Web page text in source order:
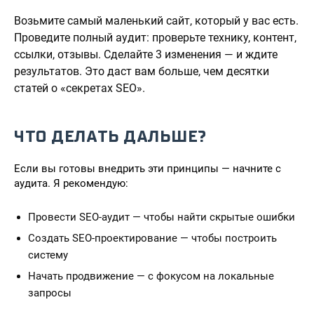
Возьмите самый маленький сайт, который у вас есть.
Проведите полный аудит: проверьте технику, контент,
ссылки, отзывы. Сделайте 3 изменения — и ждите
результатов. Это даст вам больше, чем десятки
статей о «секретах SEO».
ЧТО ДЕЛАТЬ ДАЛЬШЕ?
Если вы готовы внедрить эти принципы — начните с
аудита. Я рекомендую:
Провести SEO-аудит — чтобы найти скрытые ошибки
Создать SEO-проектирование — чтобы построить
систему
Начать продвижение — с фокусом на локальные
запросы